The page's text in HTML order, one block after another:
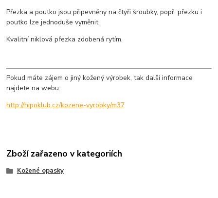
Přezka a poutko jsou připevněny na čtyři šroubky, popř. přezku i
poutko lze jednoduše vyměnit.
Kvalitní niklová přezka zdobená rytím.
Pokud máte zájem o jiný kožený výrobek, tak další informace
najdete na webu:
http://hipoklub.cz/kozene-vyrobky/m37
Zboží zařazeno v kategoriích
Kožené opasky